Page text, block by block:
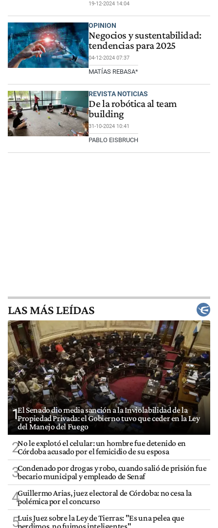
19-12-2024 14:04
OPINION
Negocios y sustentabilidad:
tendencias para 2025
04-12-2024 07:37
MATÍAS REBASA*
REVISTA NOTICIAS
De la robótica al team
building
31-10-2024 10:41
PABLO EISBRUCH
LAS MÁS LEÍDAS
1El Senado dio media sanción a la Inviolabilidad de la
Propiedad Privada: el Gobierno tuvo que ceder en la Ley
del Manejo del Fuego
2No le explotó el celular: un hombre fue detenido en
Córdoba acusado por el femicidio de su esposa
3Condenado por drogas y robo, cuando salió de prisión fue
becario municipal y empleado de Senaf
4Guillermo Arias, juez electoral de Córdoba: no cesa la
polémica por el concurso
5Luis Juez sobre la Ley de Tierras: "Es una pelea que